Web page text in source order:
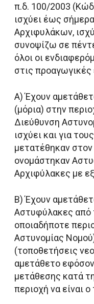
π.δ. 100/2003
ισχύει έως
Αρχιφυλάκων,
συνοψίζω σε
όλοι οι
στις
Α) Έχουν
(μόρια) στην
Διεύθυνση
ισχύει και για
μετατέθηκαν
ονομάστηκαν
Αρχιφύλακες με
Β) Έχουν
Αστυφύλακες από
οποιαδήποτε
Αστυνομίας
(τοποθετήσεις
αμετάθετο
μετάθεσης κατά
περιοχή να είναι